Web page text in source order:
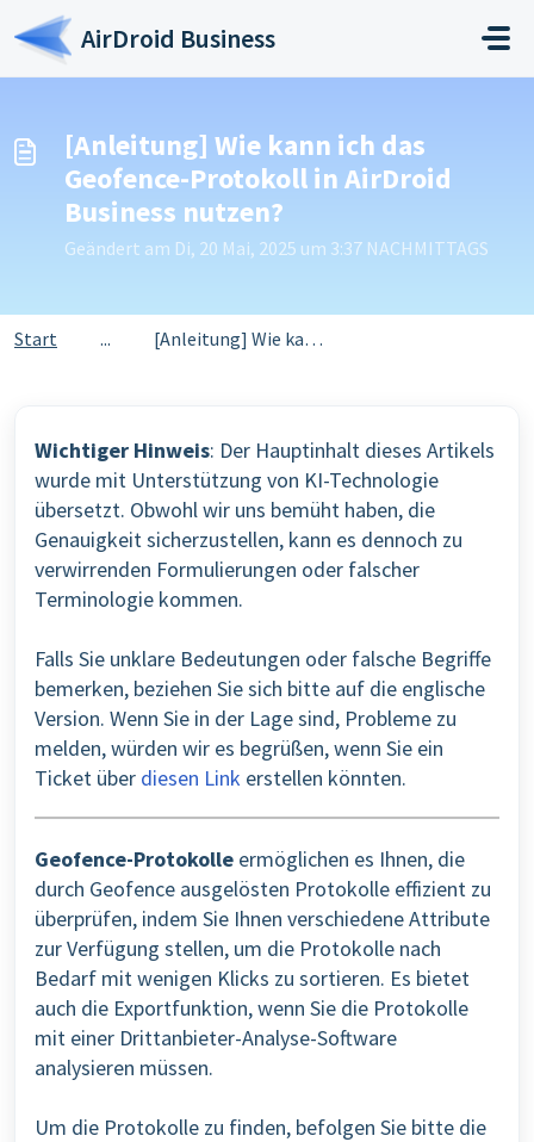
Zum hauptsächlichen Inhalt gehen
AirDroid Business
[Anleitung] Wie kann ich das
Geofence-Protokoll in AirDroid
Business nutzen?
Geändert am Di, 20 Mai, 2025 um 3:37 NACHMITTAGS
Start ... [Anleitung] Wie kann ich das Geofence-Protokoll in AirDro...
Wichtiger Hinweis: Der Hauptinhalt dieses Artikels
wurde mit Unterstützung von KI-Technologie
übersetzt. Obwohl wir uns bemüht haben, die
Genauigkeit sicherzustellen, kann es dennoch zu
verwirrenden Formulierungen oder falscher
Terminologie kommen.
Falls Sie unklare Bedeutungen oder falsche Begriffe
bemerken, beziehen Sie sich bitte auf die englische
Version. Wenn Sie in der Lage sind, Probleme zu
melden, würden wir es begrüßen, wenn Sie ein
Ticket über diesen Link erstellen könnten.
Geofence-Protokolle ermöglichen es Ihnen, die
durch Geofence ausgelösten Protokolle effizient zu
überprüfen, indem Sie Ihnen verschiedene Attribute
zur Verfügung stellen, um die Protokolle nach
Bedarf mit wenigen Klicks zu sortieren. Es bietet
auch die Exportfunktion, wenn Sie die Protokolle
mit einer Drittanbieter-Analyse-Software
analysieren müssen.
Um die Protokolle zu finden, befolgen Sie bitte die